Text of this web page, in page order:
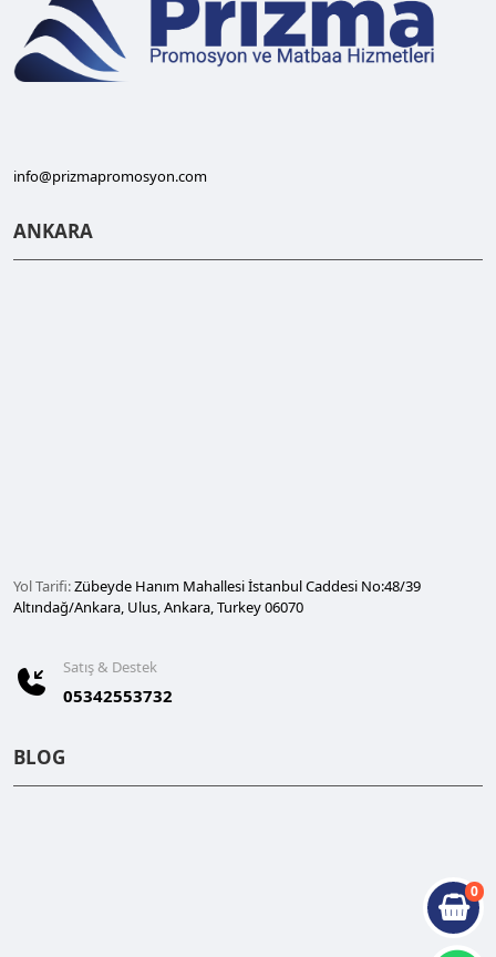
0
info@prizmapromosyon.com
ANKARA
Yol Tarifi:Zübeyde Hanım Mahallesi İstanbul Caddesi No:48/39
Altındağ/Ankara, Ulus, Ankara, Turkey 06070
Satış & Destek
05342553732
BLOG